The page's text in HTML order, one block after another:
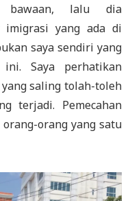
bawaan, lalu dia
imigrasi yang ada di
saya sendiri yang
ini. Saya perhatikan
saling tolah-toleh
terjadi. Pemecahan
orang yang satu